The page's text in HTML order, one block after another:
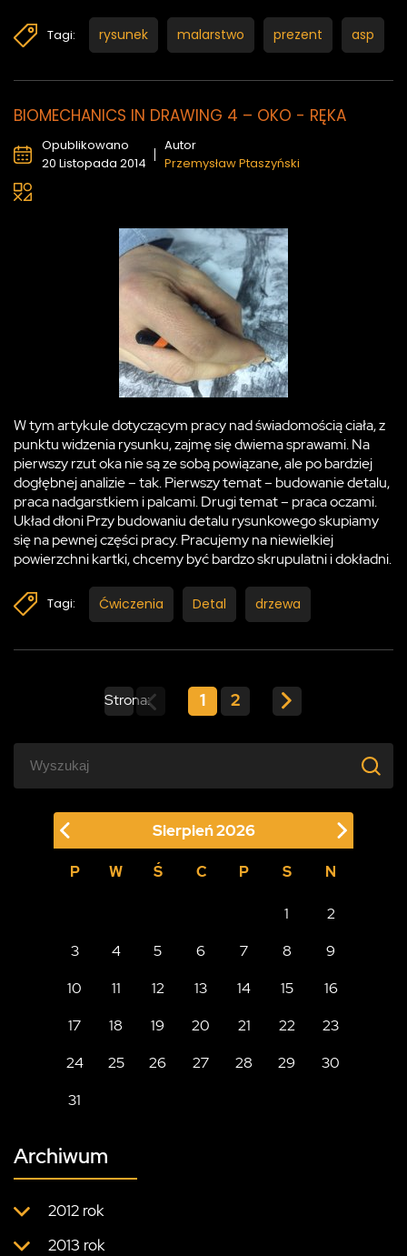
Tagi: rysunek malarstwo prezent asp
BIOMECHANICS IN DRAWING 4 – OKO - RĘKA
Opublikowano
20 Listopada 2014
Autor
Przemysław Ptaszyński
W tym artykule dotyczącym pracy nad świadomością ciała, z
punktu widzenia rysunku, zajmę się dwiema sprawami. Na
pierwszy rzut oka nie są ze sobą powiązane, ale po bardziej
dogłębnej analizie – tak. Pierwszy temat – budowanie detalu,
praca nadgarstkiem i palcami. Drugi temat – praca oczami.
Układ dłoni Przy budowaniu detalu rysunkowego skupiamy
się na pewnej części pracy. Pracujemy na niewielkiej
powierzchni kartki, chcemy być bardzo skrupulatni i dokładni.
Tagi: Ćwiczenia Detal drzewa
Strona: 1 2
Sierpień2026
P W Ś C P S N
1
2
3
4 5 6 7 8
9
10
11 12 13 14 15
16
17
18 19 20 21 22
23
24
25 26 27 28 29
30
31
Archiwum
2012 rok
2013 rok